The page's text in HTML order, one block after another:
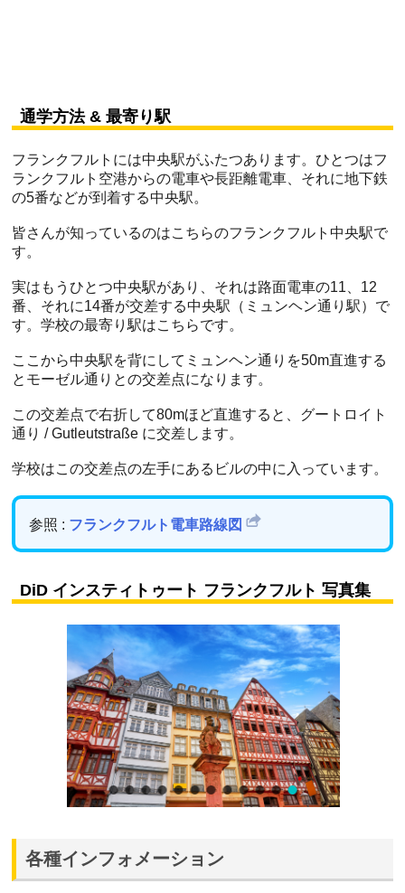
通学方法 & 最寄り駅
フランクフルトには中央駅がふたつあります。ひとつはフ
ランクフルト空港からの電車や長距離電車、それに地下鉄
の5番などが到着する中央駅。
皆さんが知っているのはこちらのフランクフルト中央駅で
す。
実はもうひとつ中央駅があり、それは路面電車の11、12
番、それに14番が交差する中央駅（ミュンヘン通り駅）で
す。学校の最寄り駅はこちらです。
ここから中央駅を背にしてミュンヘン通りを50m直進する
とモーゼル通りとの交差点になります。
この交差点で右折して80mほど直進すると、グートロイト
通り / Gutleutstraße に交差します。
学校はこの交差点の左手にあるビルの中に入っています。
参照 : フランクフルト電車路線図
DiD インスティトゥート フランクフルト 写真集
各種インフォメーション